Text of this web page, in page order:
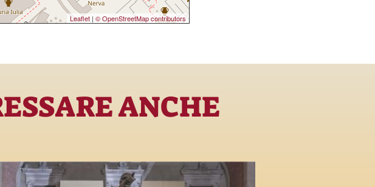
Leaflet | © OpenStreetMap contributors
ANCHE